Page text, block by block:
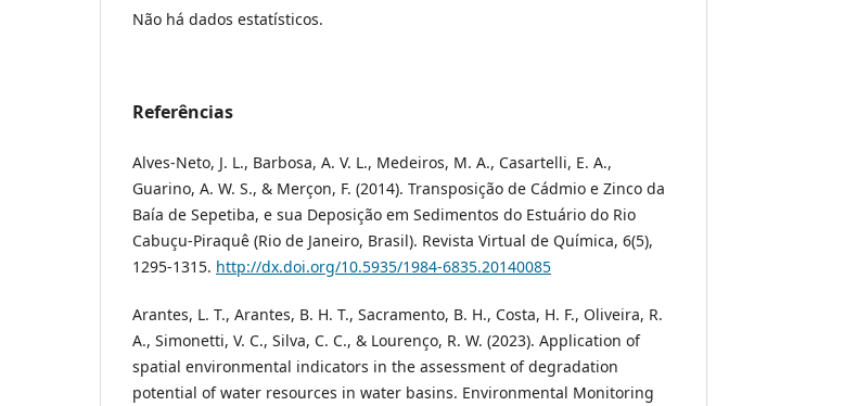
Não há dados estatísticos.
Referências
Alves-Neto, J. L., Barbosa, A. V. L., Medeiros, M. A., Casartelli, E. A.,
Guarino, A. W. S., & Merçon, F. (2014). Transposição de Cádmio e Zinco da
Baía de Sepetiba, e sua Deposição em Sedimentos do Estuário do Rio
Cabuçu-Piraquê (Rio de Janeiro, Brasil). Revista Virtual de Química, 6(5),
1295-1315. http://dx.doi.org/10.5935/1984-6835.20140085
Arantes, L. T., Arantes, B. H. T., Sacramento, B. H., Costa, H. F., Oliveira, R.
A., Simonetti, V. C., Silva, C. C., & Lourenço, R. W. (2023). Application of
spatial environmental indicators in the assessment of degradation
potential of water resources in water basins. Environmental Monitoring